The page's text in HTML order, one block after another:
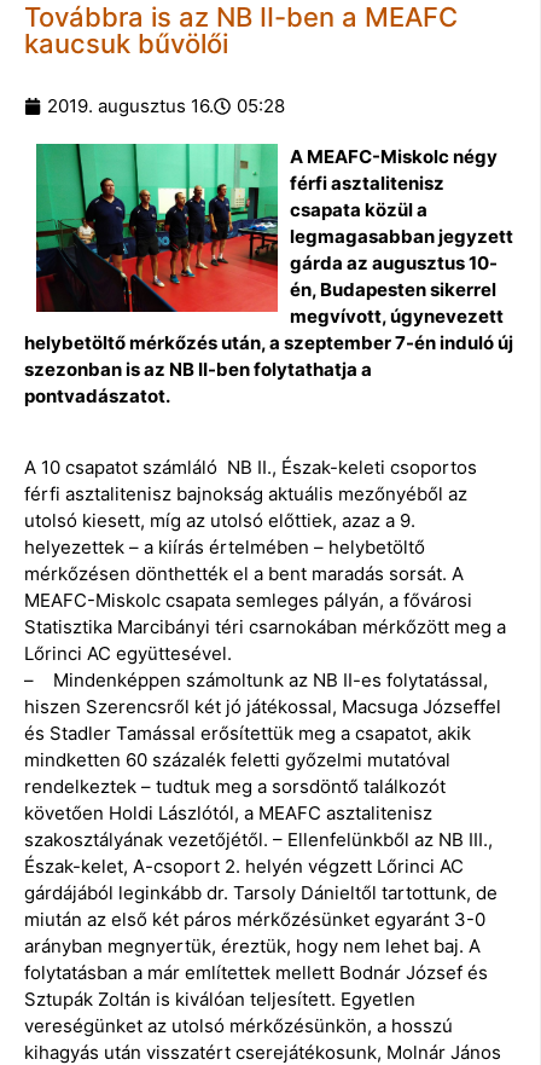
Továbbra is az NB II-ben a MEAFC
kaucsuk bűvölői
2019. augusztus 16. 05:28
A MEAFC-Miskolc négy
férfi asztalitenisz
csapata közül a
legmagasabban jegyzett
gárda az augusztus 10-
én, Budapesten sikerrel
megvívott, úgynevezett
helybetöltő mérkőzés után, a szeptember 7-én induló új
szezonban is az NB II-ben folytathatja a
pontvadászatot.
A 10 csapatot számláló NB II., Észak-keleti csoportos
férfi asztalitenisz bajnokság aktuális mezőnyéből az
utolsó kiesett, míg az utolsó előttiek, azaz a 9.
helyezettek – a kiírás értelmében – helybetöltő
mérkőzésen dönthették el a bent maradás sorsát. A
MEAFC-Miskolc csapata semleges pályán, a fővárosi
Statisztika Marcibányi téri csarnokában mérkőzött meg a
Lőrinci AC együttesével.
– Mindenképpen számoltunk az NB II-es folytatással,
hiszen Szerencsről két jó játékossal, Macsuga Józseffel
és Stadler Tamással erősítettük meg a csapatot, akik
mindketten 60 százalék feletti győzelmi mutatóval
rendelkeztek – tudtuk meg a sorsdöntő találkozót
követően Holdi Lászlótól, a MEAFC asztalitenisz
szakosztályának vezetőjétől. – Ellenfelünkből az NB III.,
Észak-kelet, A-csoport 2. helyén végzett Lőrinci AC
gárdájából leginkább dr. Tarsoly Dánieltől tartottunk, de
miután az első két páros mérkőzésünket egyaránt 3-0
arányban megnyertük, éreztük, hogy nem lehet baj. A
folytatásban a már említettek mellett Bodnár József és
Sztupák Zoltán is kiválóan teljesített. Egyetlen
vereségünket az utolsó mérkőzésünkön, a hosszú
kihagyás után visszatért cserejátékosunk, Molnár János